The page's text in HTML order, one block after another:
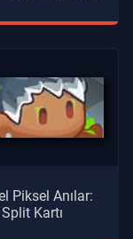
Piksel Anılar:
Split Kartı